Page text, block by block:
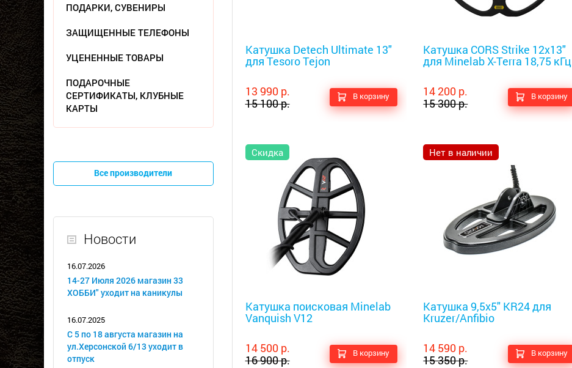
ПОДАРКИ, СУВЕНИРЫ
ЗАЩИЩЕННЫЕ ТЕЛЕФОНЫ
УЦЕНЕННЫЕ ТОВАРЫ
ПОДАРОЧНЫЕ
СЕРТИФИКАТЫ, КЛУБНЫЕ
КАРТЫ
Все производители
Новости
16.07.2026
14-27 Июля 2026 магазин 33
ХОББИ" уходит на каникулы
16.07.2025
С 5 по 18 августа магазин на
ул.Херсонской 6/13 уходит в
отпуск
Катушка Detech Ultimate 13"
для Tesoro Tejon
13 990 р.
15 100 р.
В корзину
Катушка CORS Strike 12x13"
для Minelab X-Terra 18,75 кГц
14 200 р.
15 300 р.
В корзину
Скидка
Катушка поисковая Minelab
Vanquish V12
14 500 р.
16 900 р.
В корзину
Нет в наличии
Катушка 9,5х5" KR24 для
Kruzer/Anfibio
14 590 р.
15 350 р.
В корзину